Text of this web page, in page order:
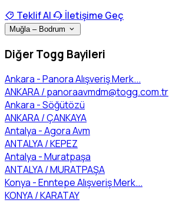
Teklif Al
İletişime Geç
Muğla – Bodrum
Diğer Togg Bayileri
Ankara - Panora Alışveriş Merk...
ANKARA /panoraavmdm@togg.com.tr
Ankara - Söğütözü
ANKARA / ÇANKAYA
Antalya - Agora Avm
ANTALYA / KEPEZ
Antalya - Muratpaşa
ANTALYA / MURATPAŞA
Konya - Enntepe Alışveriş Merk...
KONYA / KARATAY